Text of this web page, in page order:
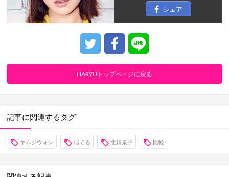
シェア
HARYUトップページに戻る
記事に関連するタグ
キムジウォン 似てる 北川景子 比較